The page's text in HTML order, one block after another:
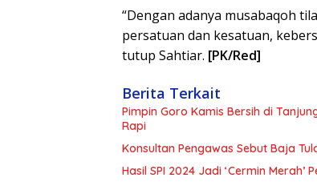
“Dengan adanya musabaqoh
persatuan dan kesatuan,
tutup Sahtiar. [PK/Red]
Berita Terkait
Pimpin Goro Kamis Bersih di
Rapi
Konsultan Pengawas Sebut Baja
Hasil SPI 2024 Jadi ‘Cermin